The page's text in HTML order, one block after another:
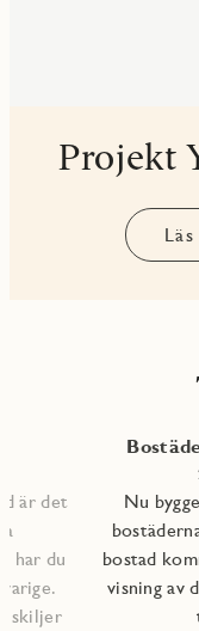
Projekt
är det
har du
skiljer
Nu
bostad
visning av